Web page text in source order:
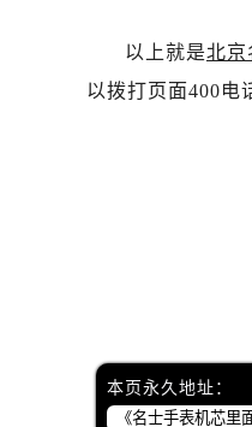
黑
吉
以上就是北京
以拨打页面400电
本页永久地址：